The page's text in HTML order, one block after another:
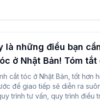
cách biết lưu lượng và thời
là những điều bạn
ở Nhật Bản! Tóm
lịch nước ngoài
cắt tóc ở Nhật Bản, tốt hơn
để giao tiếp sẽ diễn ra
trình tư vấn, quy trình điều